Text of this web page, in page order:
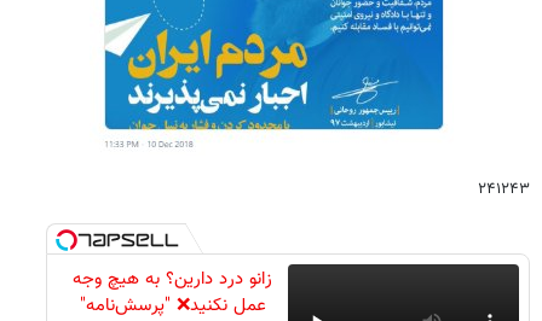
۲۴۱۲۴۳
زانو درد دارین؟ به هیچ وجه
عمل نکنید❌ "پرسش‌نامه"